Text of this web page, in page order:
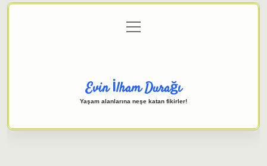
Gizlilik Politikası
menüyü
aç
Evin İlham Durağı
Yaşam alanlarına neşe katan fikirler!